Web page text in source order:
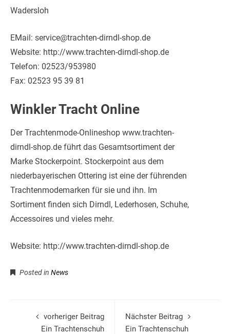
Wadersloh
EMail: service@trachten-dirndl-shop.de
Website: http://www.trachten-dirndl-shop.de
Telefon: 02523/953980
Fax: 02523 95 39 81
Winkler Tracht Online
Der Trachtenmode-Onlineshop www.trachten-
dirndl-shop.de führt das Gesamtsortiment der
Marke Stockerpoint. Stockerpoint aus dem
niederbayerischen Ottering ist eine der führenden
Trachtenmodemarken für sie und ihn. Im
Sortiment finden sich Dirndl, Lederhosen, Schuhe,
Accessoires und vieles mehr.
Website: http://www.trachten-dirndl-shop.de
Posted in News
vorheriger Beitrag
Ein Trachtenschuh
Nächster Beitrag
Ein Trachtenschuh